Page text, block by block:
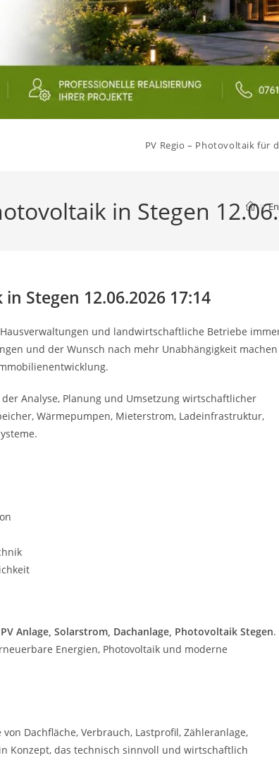
PV Regio – Photovoltaik für
in Stegen >
Stegen 12.06.2026 17:14
und landwirtschaftliche Betriebe
und der Wunsch nach mehr Unabhängigkeit machen
Analyse, Planung und Umsetzung wirtschaftlicher
Wärmepumpen, Mieterstrom, Ladeinfrastruktur,
Anlage, Solarstrom, Dachanlage, Photovoltaik Stegen.
Energien, Photovoltaik und moderne
Dachfläche, Verbrauch, Lastprofil, Zähleranlage,
Konzept, das technisch sinnvoll und wirtschaftlich